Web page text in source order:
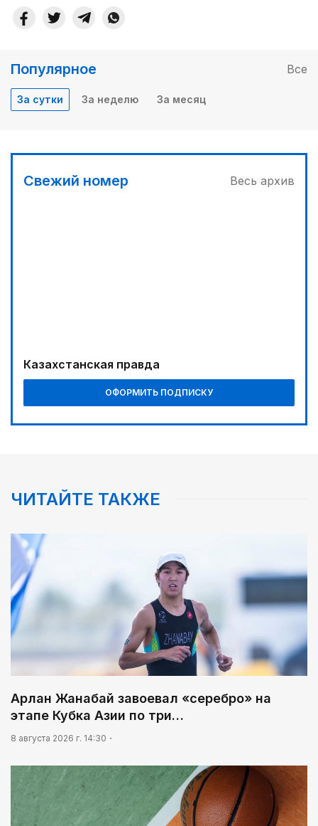
Популярное Все
За сутки За неделю За месяц
Свежий номер Весь архив
Казахстанская правда
ОФОРМИТЬ ПОДПИСКУ
ЧИТАЙТЕ ТАКЖЕ
Арлан Жанабай завоевал «серебро» на
этапе Кубка Азии по три…
8 августа 2026 г. 14:30